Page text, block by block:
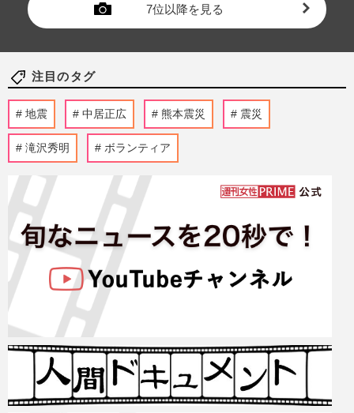
7位以降を見る
注目のタグ
地震 中居正広 熊本震災 震災
滝沢秀明 ボランティア